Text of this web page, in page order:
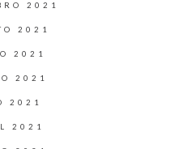
2021
2021
2021
2021
2021
2021